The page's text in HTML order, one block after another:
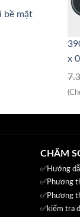
bề mặt
x
CHĂM
✅Hướng
✅Phương
✅Phương
✅kiểm tra